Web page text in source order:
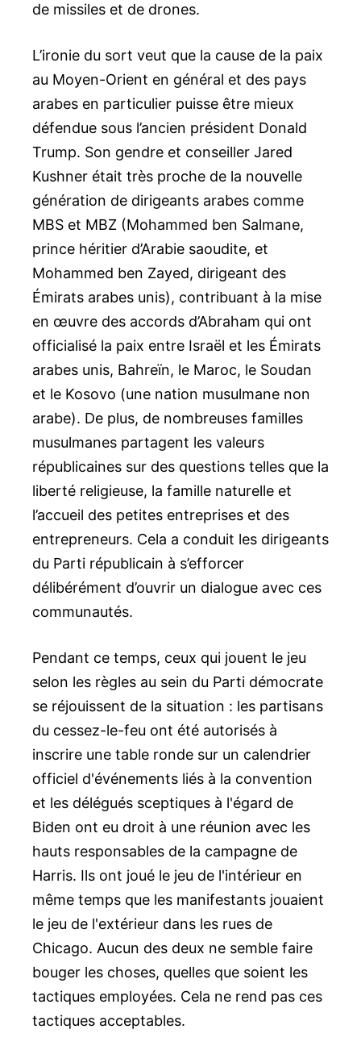
de missiles et de drones.
L’ironie du sort veut que la cause de la paix
au Moyen-Orient en général et des pays
arabes en particulier puisse être mieux
défendue sous l’ancien président Donald
Trump. Son gendre et conseiller Jared
Kushner était très proche de la nouvelle
génération de dirigeants arabes comme
MBS et MBZ (Mohammed ben Salmane,
prince héritier d’Arabie saoudite, et
Mohammed ben Zayed, dirigeant des
Émirats arabes unis), contribuant à la mise
en œuvre des accords d’Abraham qui ont
officialisé la paix entre Israël et les Émirats
arabes unis, Bahreïn, le Maroc, le Soudan
et le Kosovo (une nation musulmane non
arabe). De plus, de nombreuses familles
musulmanes partagent les valeurs
républicaines sur des questions telles que la
liberté religieuse, la famille naturelle et
l’accueil des petites entreprises et des
entrepreneurs. Cela a conduit les dirigeants
du Parti républicain à s’efforcer
délibérément d’ouvrir un dialogue avec ces
communautés.
Pendant ce temps, ceux qui jouent le jeu
selon les règles au sein du Parti démocrate
se réjouissent de la situation : les partisans
du cessez-le-feu ont été autorisés à
inscrire une table ronde sur un calendrier
officiel d'événements liés à la convention
et les délégués sceptiques à l'égard de
Biden ont eu droit à une réunion avec les
hauts responsables de la campagne de
Harris. Ils ont joué le jeu de l'intérieur en
même temps que les manifestants jouaient
le jeu de l'extérieur dans les rues de
Chicago. Aucun des deux ne semble faire
bouger les choses, quelles que soient les
tactiques employées. Cela ne rend pas ces
tactiques acceptables.